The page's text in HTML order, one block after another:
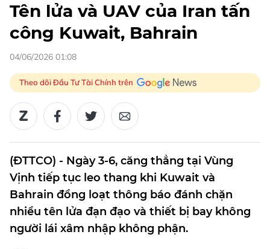
Tên lửa và UAV của Iran tấn
công Kuwait, Bahrain
04/06/2026 01:08
Theo dõi Đầu Tư Tài Chính trên
(ĐTTCO) - Ngày 3-6, căng thẳng tại Vùng
Vịnh tiếp tục leo thang khi Kuwait và
Bahrain đồng loạt thông báo đánh chặn
nhiều tên lửa đạn đạo và thiết bị bay không
người lái xâm nhập không phận.